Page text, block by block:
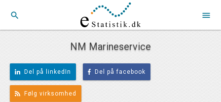
search menu
NM Marineservice
Del på linkedIn Del på facebook
Følg virksomhed